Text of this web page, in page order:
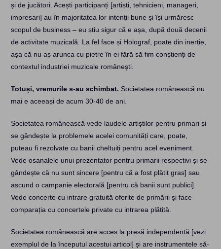
și de jucători. Acești participanți [artiști, tehnicieni, manageri,
impresari] au în majoritatea lor intenții bune și își urmăresc
scopul de business – eu știu sigur că e așa, după două decenii
de activitate muzicală. La fel face și Holograf, poate din inerție,
așa că nu aș arunca cu pietre în ei fără să fim conștienți de
contextul industriei muzicale românești.
Totuși, vremurile s-au schimbat. Societatea românească nu
mai e aceeași de acum 30-40 de ani.
Societatea românească vede laudele artiștilor pentru primari și
se gândește la problemele acelei comunități care, poate,
puteau fi rezolvate cu banii cheltuiți pentru acel eveniment.
Vede osanalele unui prezentator pentru primarii respectivi și se
gândește că nu sunt sincere [pentru că a fost plătit gras] sau
ascund o campanie electorală [pentru că banii sunt publici].
Vede concerte cu intrare gratuită oferite de primării și face
comparația cu concertele private cu intrarea plătită.
Societatea românească are acces la presă independentă [vezi
exemplul de la începutul acestui articol] și are instrumentele să-